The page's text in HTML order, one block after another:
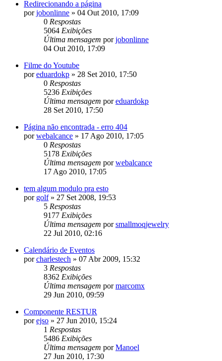
Redirecionando a página
porjobonlinne » 04 Out 2010, 17:09
0 Respostas
5064 Exibições
Última mensagem porjobonlinne
04 Out 2010, 17:09
Filme do Youtube
poreduardokp » 28 Set 2010, 17:50
0 Respostas
5236 Exibições
Última mensagem poreduardokp
28 Set 2010, 17:50
Página não encontrada - erro 404
porwebalcance » 17 Ago 2010, 17:05
0 Respostas
5178 Exibições
Última mensagem porwebalcance
17 Ago 2010, 17:05
tem algum modulo pra esto
por golf» 27 Set 2008, 19:53
5 Respostas
9177 Exibições
Última mensagem porsmallmoqjewelry
22 Jul 2010, 02:16
Calendário de Eventos
porcharlestech » 07 Abr 2009, 15:32
3 Respostas
8362 Exibições
Última mensagem pormarcomx
29 Jun 2010, 09:59
Componente RESTUR
porejso » 27 Jun 2010, 15:24
1 Respostas
5486 Exibições
Última mensagem porManoel
27 Jun 2010, 17:30